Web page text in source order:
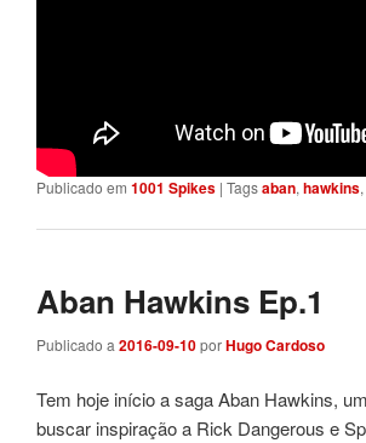
Publicado em 1001 Spikes | Tagsaban, hawkins,
Aban Hawkins Ep.1
Publicado a 2016-09-10porHugo Cardoso
Tem hoje início a saga Aban Hawkins,
buscar inspiração a Rick Dangerous e